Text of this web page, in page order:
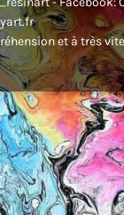
et à très